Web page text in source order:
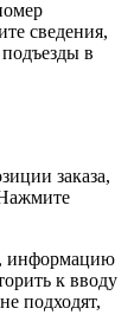
сведения,
в
заказа,
информацию
к вводу
подходят,